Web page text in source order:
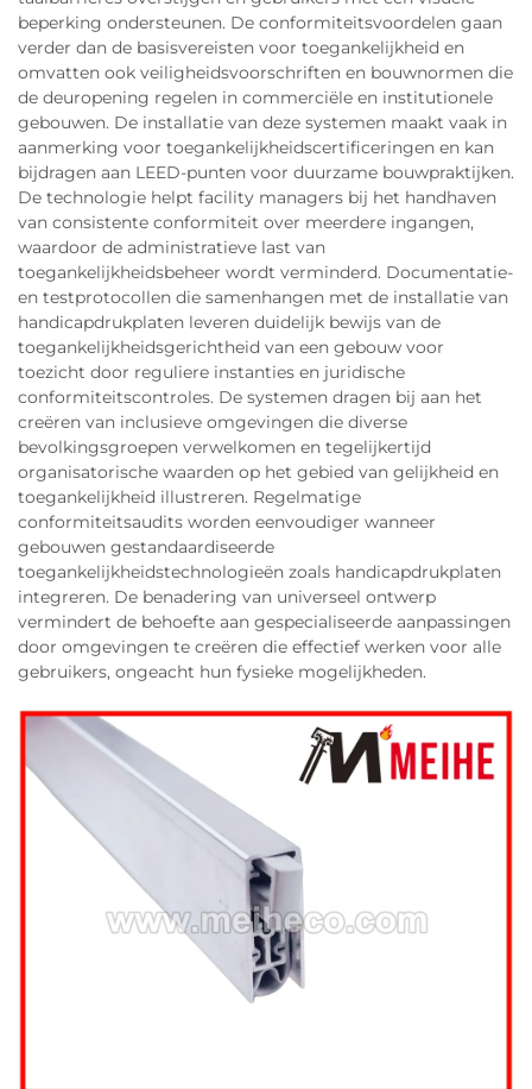
beperking ondersteunen. De conformiteitsvoordelen gaan
verder dan de basisvereisten voor toegankelijkheid en
omvatten ook veiligheidsvoorschriften en bouwnormen die
de deuropening regelen in commerciële en institutionele
gebouwen. De installatie van deze systemen maakt vaak in
aanmerking voor toegankelijkheidscertificeringen en kan
bijdragen aan LEED-punten voor duurzame bouwpraktijken.
De technologie helpt facility managers bij het handhaven
van consistente conformiteit over meerdere ingangen,
waardoor de administratieve last van
toegankelijkheidsbeheer wordt verminderd. Documentatie-
en testprotocollen die samenhangen met de installatie van
handicapdrukplaten leveren duidelijk bewijs van de
toegankelijkheidsgerichtheid van een gebouw voor
toezicht door reguliere instanties en juridische
conformiteitscontroles. De systemen dragen bij aan het
creëren van inclusieve omgevingen die diverse
bevolkingsgroepen verwelkomen en tegelijkertijd
organisatorische waarden op het gebied van gelijkheid en
toegankelijkheid illustreren. Regelmatige
conformiteitsaudits worden eenvoudiger wanneer
gebouwen gestandaardiseerde
toegankelijkheidstechnologieën zoals handicapdrukplaten
integreren. De benadering van universeel ontwerp
vermindert de behoefte aan gespecialiseerde aanpassingen
door omgevingen te creëren die effectief werken voor alle
gebruikers, ongeacht hun fysieke mogelijkheden.